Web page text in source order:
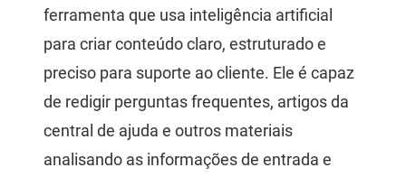
ferramenta que usa inteligência artificial
para criar conteúdo claro, estruturado e
preciso para suporte ao cliente. Ele é capaz
de redigir perguntas frequentes, artigos da
central de ajuda e outros materiais
analisando as informações de entrada e